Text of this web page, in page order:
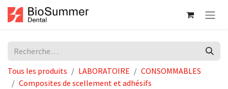
Se rendre au contenu
Tous les produits LABORATOIRE
CONSOMMABLES
Composites de scellement et adhésifs